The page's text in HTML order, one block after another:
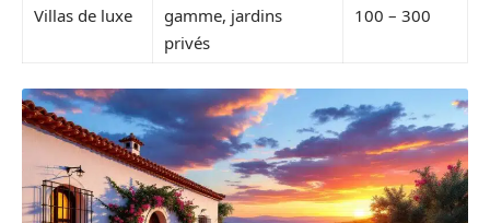
Villas de luxe
gamme, jardins
privés
100 – 300